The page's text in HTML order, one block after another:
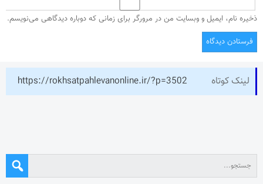
ذخیره نام، ایمیل و وبسایت من در مرورگر برای زمانی که دوباره دیدگاهی می‌نویسم.
لینک کوتاه https://rokhsatpahlevanonline.ir/?p=3502